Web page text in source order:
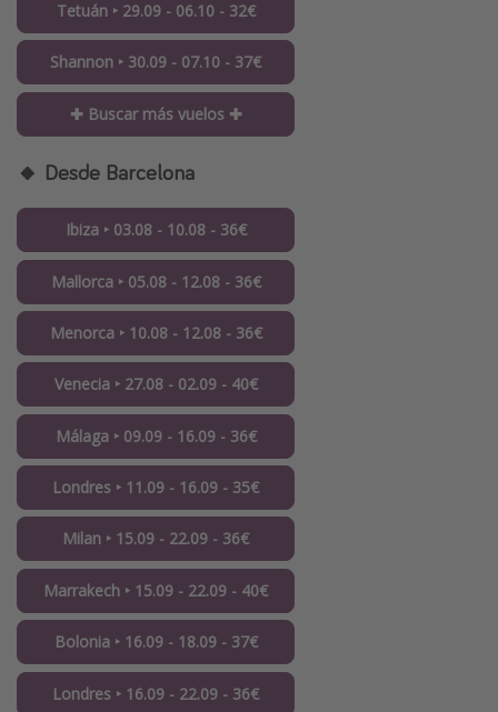
Tetuán ‣ 29.09 - 06.10 - 32€
Shannon ‣ 30.09 - 07.10 - 37€
✚ Buscar más vuelos ✚
🔸 Desde Barcelona
Ibiza ‣ 03.08 - 10.08 - 36€
Mallorca ‣ 05.08 - 12.08 - 36€
Menorca ‣ 10.08 - 12.08 - 36€
Venecia ‣ 27.08 - 02.09 - 40€
Málaga ‣ 09.09 - 16.09 - 36€
Londres ‣ 11.09 - 16.09 - 35€
Milan ‣ 15.09 - 22.09 - 36€
Marrakech ‣ 15.09 - 22.09 - 40€
Bolonia ‣ 16.09 - 18.09 - 37€
Londres ‣ 16.09 - 22.09 - 36€